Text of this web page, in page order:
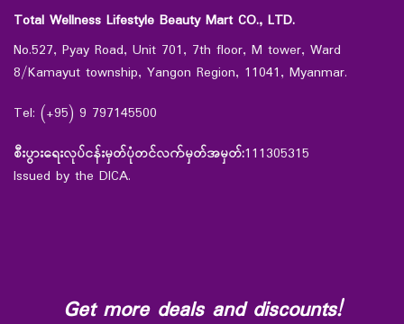
Total Wellness Lifestyle Beauty Mart CO., LTD.
No.527, Pyay Road, Unit 701, 7th floor, M tower, Ward
8/Kamayut township, Yangon Region, 11041, Myanmar.
Tel: (+95) 9 797145500
စီးပွားရေးလုပ်ငန်းမှတ်ပုံတင်လက်မှတ်အမှတ်:111305315
Issued by the DICA.
Get more deals and discounts!